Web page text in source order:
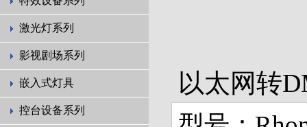
激光灯系列
影视剧场系列
嵌入式灯具
控台设备系列
以太网转